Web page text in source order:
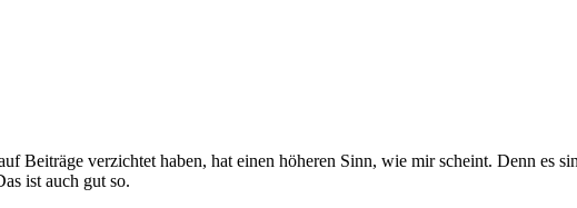
Beiträge verzichtet haben, hat einen höheren Sinn, wie mir scheint. Denn es
ist auch gut so.